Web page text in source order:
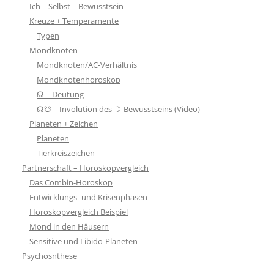
Ich – Selbst – Bewusstsein
Kreuze + Temperamente
Typen
Mondknoten
Mondknoten/AC-Verhältnis
Mondknotenhoroskop
☊ – Deutung
☊☋ – Involution des ☽-Bewusstseins (Video)
Planeten + Zeichen
Planeten
Tierkreiszeichen
Partnerschaft – Horoskopvergleich
Das Combin-Horoskop
Entwicklungs- und Krisenphasen
Horoskopvergleich Beispiel
Mond in den Häusern
Sensitive und Libido-Planeten
Psychosnthese